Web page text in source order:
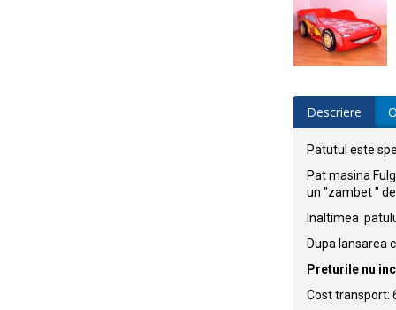
Descriere
Patutul este
Pat masina
un "zambet "
Inaltimea
Dupa lansarea
Preturile nu
Cost transport: